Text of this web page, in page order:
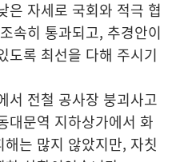
은 자세로 국회와 적극 협
속히 통과되고, 추경안이
도록 최선을 다해 주시기
서 전철 공사장 붕괴사고
대문역 지하상가에서 화
는 많지 않았지만, 자칫